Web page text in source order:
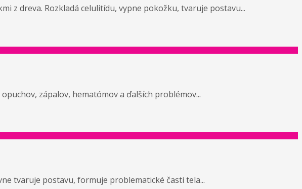
z dreva. Rozkladá celulitídu, vypne pokožku, tvaruje postavu...
zápalov, hematómov a ďalších problémov...
tvaruje postavu, formuje problematické časti tela...